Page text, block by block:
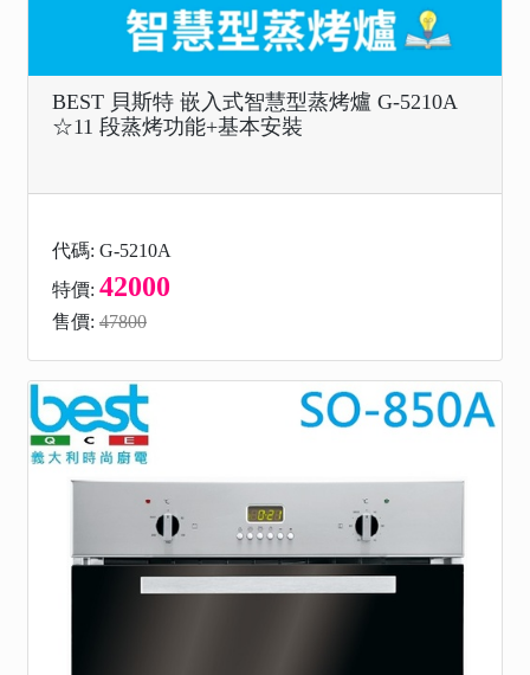
BEST 貝斯特 嵌入式智慧型蒸烤爐 G-5210A
☆11 段蒸烤功能+基本安裝
代碼: G-5210A
特價: 42000
售價: 47800